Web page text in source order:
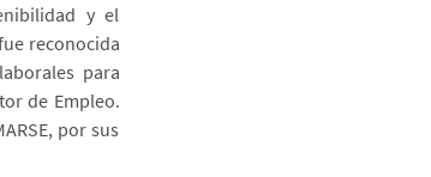
y el
reconocida
para
de Empleo.
por sus